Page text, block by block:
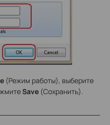
(Режим работы), выберите
Save (Сохранить).